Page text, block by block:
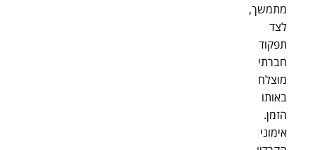
מתמשך,
לצד
תפקוד
חברתי
מוצלח
באותו
הזמן.
אימוני